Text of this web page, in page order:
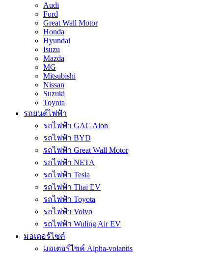
Audi
Ford
Great Wall Motor
Honda
Hyundai
Isuzu
Mazda
MG
Mitsubishi
Nissan
Suzuki
Toyota
รถยนต์ไฟฟ้า
รถไฟฟ้า GAC Aion
รถไฟฟ้า BYD
รถไฟฟ้า Great Wall Motor
รถไฟฟ้า NETA
รถไฟฟ้า Tesla
รถไฟฟ้า Thai EV
รถไฟฟ้า Toyota
รถไฟฟ้า Volvo
รถไฟฟ้า Wuling Air EV
มอเตอร์ไซค์
มอเตอร์ไซค์ Alpha-volantis